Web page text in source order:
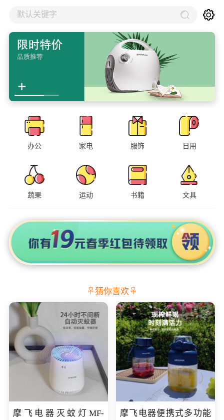
默认关键字
办公 家电 服饰 日用
蔬果 运动 书籍 文具
猜你喜欢
摩飞电器灭蚊灯MF-
摩飞电器便携式多功能